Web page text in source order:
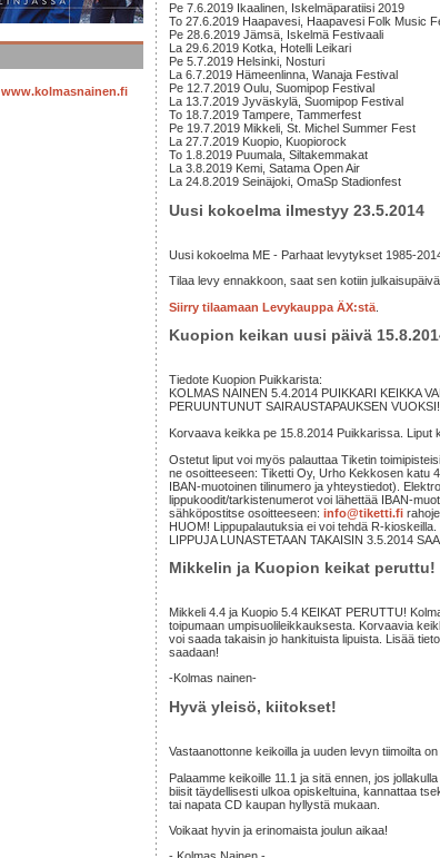
www.kolmasnainen.fi
Pe 7.6.2019 Ikaalinen, Iskelmäparatiisi 2019
To 27.6.2019 Haapavesi, Haapavesi Folk Music
Pe 28.6.2019 Jämsä, Iskelmä Festivaali
La 29.6.2019 Kotka, Hotelli Leikari
Pe 5.7.2019 Helsinki, Nosturi
La 6.7.2019 Hämeenlinna, Wanaja Festival
Pe 12.7.2019 Oulu, Suomipop Festival
La 13.7.2019 Jyväskylä, Suomipop Festival
To 18.7.2019 Tampere, Tammerfest
Pe 19.7.2019 Mikkeli, St. Michel Summer Fest
La 27.7.2019 Kuopio, Kuopiorock
To 1.8.2019 Puumala, Siltakemmakat
La 3.8.2019 Kemi, Satama Open Air
La 24.8.2019 Seinäjoki, OmaSp Stadionfest
Uusi kokoelma ilmestyy 23.5.2014
Uusi kokoelma ME - Parhaat levytykset 1985-
Tilaa levy ennakkoon, saat sen kotiin
Siirry tilaamaan Levykauppa ÄX:stä
Kuopion keikan uusi päivä
Tiedote Kuopion Puikkarista:
KOLMAS NAINEN 5.4.2014 PUIKKARI KEIKKA
PERUUNTUNUT SAIRAUSTAPAUKSEN VUOKSI!
Korvaava keikka pe 15.8.2014 Puikkarissa. Liput
Ostetut liput voi myös palauttaa Tiketin
ne osoitteeseen: Tiketti Oy, Urho Kekkosen katu
IBAN-muotoinen tilinumero ja yhteystiedot).
lippukoodit/tarkistenumerot voi lähettää IBAN-
sähköpostitse osoitteeseen: info@tiketti.fi
HUOM! Lippupalautuksia ei voi tehdä R-kioskeilla.
LIPPUJA LUNASTETAAN TAKAISIN 3.5.2014
Mikkelin ja Kuopion keikat peruttu!
Mikkeli 4.4 ja Kuopio 5.4 KEIKAT PERUTTU!
toipumaan umpisuolileikkauksesta. Korvaavia
voi saada takaisin jo hankituista lipuista. Lisää
saadaan!
-Kolmas nainen-
Hyvä yleisö, kiitokset!
Vastaanottonne keikoilla ja uuden levyn tiimoilta
Palaamme keikoille 11.1 ja sitä ennen, jos
biisit täydellisesti ulkoa opiskeltuina, kannattaa
tai napata CD kaupan hyllystä mukaan.
Voikaat hyvin ja erinomaista joulun aikaa!